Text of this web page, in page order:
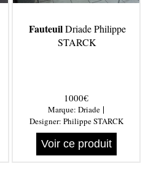
FauteuilDriade Philippe
STARCK
1000€
Marque: Driade |
Designer: Philippe STARCK
Voir ce produit